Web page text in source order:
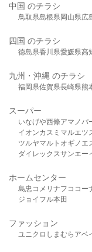
中国 のチラシ
鳥取県島根県岡山県広
四国 のチラシ
徳島県香川県愛媛県高
九州・沖縄 のチラシ
福岡県佐賀県長崎県熊
スーパー
いなげや西條アマノパ
イオンカスミ マルエツ
ツルヤマルト オギノ エ
ダイレックスサンエー
ホームセンター
島忠 コメリ ナフコ コー
ジョイフル本田
ファッション
ユニクロ しまむら アベ